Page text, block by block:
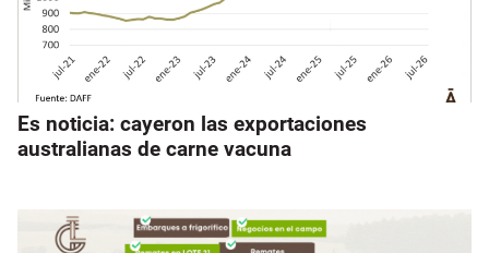
Es noticia: cayeron las exportaciones
australianas de carne vacuna